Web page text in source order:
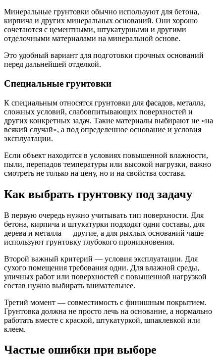
Минеральные грунтовки обычно используют для бетона,
кирпича и других минеральных оснований. Они хорошо
сочетаются с цементными, штукатурными и другими
отделочными материалами на минеральной основе.
Это удобный вариант для подготовки прочных оснований
перед дальнейшей отделкой.
Специальные грунтовки
К специальным относятся грунтовки для фасадов, металла,
сложных условий, слабовпитывающих поверхностей и
других конкретных задач. Такие материалы выбирают не «на
всякий случай», а под определенное основание и условия
эксплуатации.
Если объект находится в условиях повышенной влажности,
пыли, перепадов температуры или высокой нагрузки, важно
смотреть не только на цену, но и на свойства состава.
Как выбрать грунтовку под задачу
В первую очередь нужно учитывать тип поверхности. Для
бетона, кирпича и штукатурки подходят одни составы, для
дерева и металла — другие, а для рыхлых оснований чаще
используют грунтовку глубокого проникновения.
Второй важный критерий — условия эксплуатации. Для
сухого помещения требования одни. Для влажной среды,
уличных работ или поверхностей с повышенной нагрузкой
состав нужно выбирать внимательнее.
Третий момент — совместимость с финишным покрытием.
Грунтовка должна не просто лечь на основание, а нормально
работать вместе с краской, штукатуркой, шпаклевкой или
клеем.
Частые ошибки при выборе